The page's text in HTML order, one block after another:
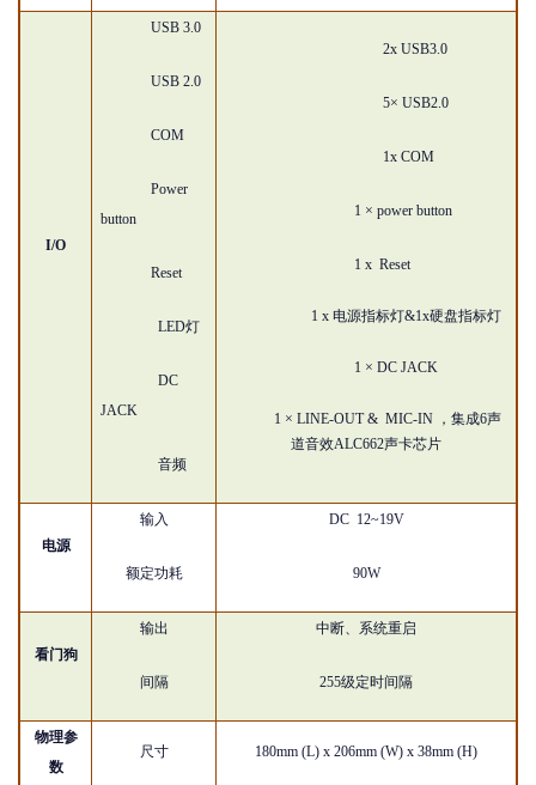
I/O
USB 3.0
USB 2.0
COM
Power
button
Reset
LED灯
DC
JACK
音频
2x USB3.0
5× USB2.0
1x COM
1 × power button
1 x Reset
1 x 电源指标灯&1x硬盘指标灯
1 × DC JACK
1 × LINE-OUT & MIC-IN ， 集成6声
道音效ALC662声卡芯片
电源
输入
额定功耗
DC 12~19V
90W
看门狗
输出
间隔
中断、系统重启
255级定时间隔
物理参
数
尺寸 180mm (L) x 206mm (W) x 38mm (H)